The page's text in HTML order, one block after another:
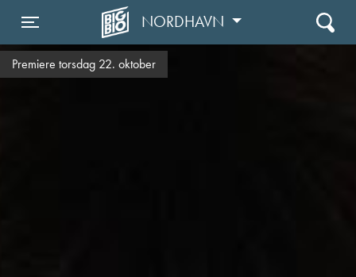
Toggle navigation
NORDHAVN
Premiere torsdag 22. oktober